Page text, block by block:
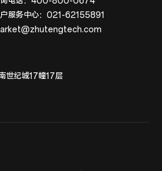
服务中心：021-62155891
世纪城17幢17层